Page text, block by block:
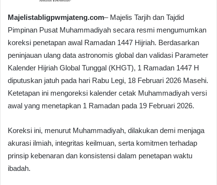
Majelistabligpwmjateng.com– Majelis Tarjih dan Tajdid
Pimpinan Pusat Muhammadiyah secara resmi mengumumkan
koreksi penetapan awal Ramadan 1447 Hijriah. Berdasarkan
peninjauan ulang data astronomis global dan validasi Parameter
Kalender Hijriah Global Tunggal (KHGT), 1 Ramadan 1447 H
diputuskan jatuh pada hari Rabu Legi, 18 Februari 2026 Masehi.
Ketetapan ini mengoreksi kalender cetak Muhammadiyah versi
awal yang menetapkan 1 Ramadan pada 19 Februari 2026.
Koreksi ini, menurut Muhammadiyah, dilakukan demi menjaga
akurasi ilmiah, integritas keilmuan, serta komitmen terhadap
prinsip kebenaran dan konsistensi dalam penetapan waktu
ibadah.